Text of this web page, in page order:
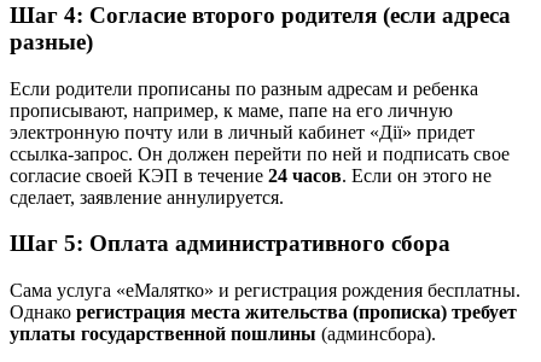
Шаг 4: Согласие второго родителя (если адреса
разные)
Если родители прописаны по разным адресам и ребенка
прописывают, например, к маме, папе на его личную
электронную почту или в личный кабинет «Дії» придет
ссылка-запрос. Он должен перейти по ней и подписать свое
согласие своей КЭП в течение 24 часов. Если он этого не
сделает, заявление аннулируется.
Шаг 5: Оплата административного сбора
Сама услуга «еМалятко» и регистрация рождения бесплатны.
Однако регистрация места жительства (прописка) требует
уплаты государственной пошлины (админсбора).